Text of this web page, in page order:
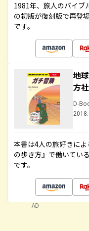
1981年、旅人のバイブ
の初版が復刻版で再登
です。
地
方
D-
本書は4人の旅好きに
の歩き方』で働いてい
です。
AD